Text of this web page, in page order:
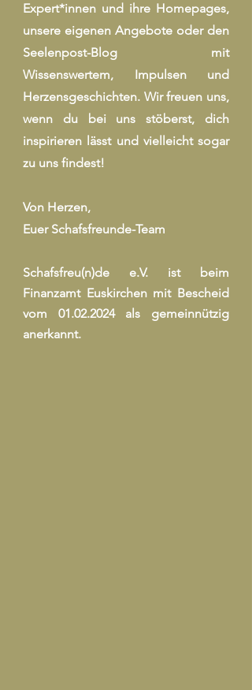
Expert*innen und ihre Homepages,
unsere eigenen Angebote oder den
Seelenpost-Blog mit
Wissenswertem, Impulsen und
Herzensgeschichten. Wir freuen uns,
wenn du bei uns stöberst, dich
inspirieren lässt und vielleicht sogar
zu uns findest!
Von Herzen,
Euer Schafsfreunde-Team
Schafsfreu(n)de e.V. ist beim
Finanzamt Euskirchen mit Bescheid
vom 01.02.2024als gemeinnützig
anerkannt.